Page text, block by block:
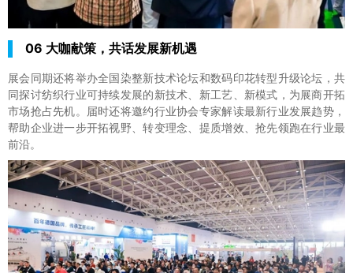
06 大咖献策，共话发展新机遇
展会同期还将举办全国染整新技术论坛和数码印花转型升级论坛，共
同探讨纺织行业可持续发展的新技术、新工艺、新模式，为展商开拓
市场抢占先机。届时还将邀约行业协会专家解读最新行业发展趋势，
帮助企业进一步开拓视野、转变理念、提质增效、抢先领跑在行业最
前沿。